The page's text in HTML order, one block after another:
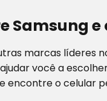
Samsung
marcas líderes
você a
encontre o celular